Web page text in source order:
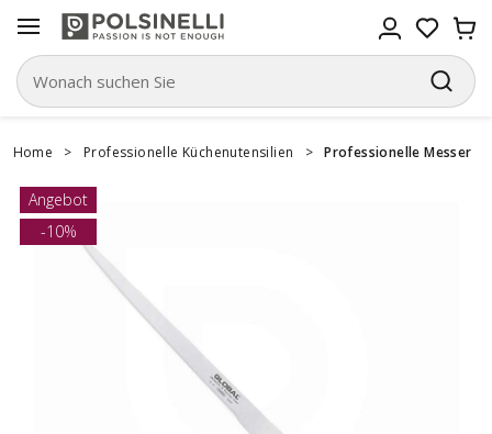
Home > Professionelle Küchenutensilien > Professionelle Messer
Angebot
-10%